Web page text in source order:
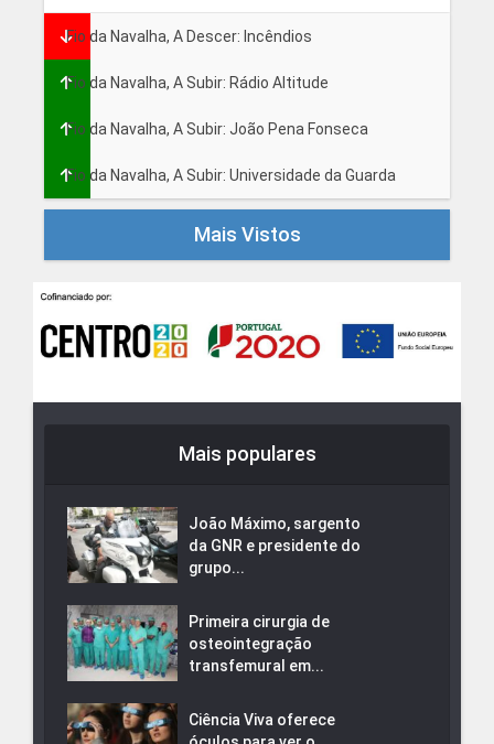
Fio da Navalha, A Descer: Incêndios
Fio da Navalha, A Subir: Rádio Altitude
Fio da Navalha, A Subir: João Pena Fonseca
Fio da Navalha, A Subir: Universidade da Guarda
Mais Vistos
Mais populares
João Máximo, sargento
da GNR e presidente do
grupo...
Primeira cirurgia de
osteointegração
transfemural em...
Ciência Viva oferece